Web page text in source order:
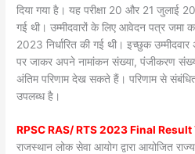
दिया गया है। यह परीक्षा 20 और 21 जुलाई
गई थी। उम्मीदवारों के लिए आवेदन पत्र जमा
2023 निर्धारित की गई थी। इच्छुक
पर जाकर अपने नामांकन संख्या, पंजीकरण
अंतिम परिणाम देख सकते हैं। परिणाम से
उपलब्ध है।
RPSC RAS/ RTS 2023 Final
राजस्थान लोक सेवा आयोग द्वारा आयोजित